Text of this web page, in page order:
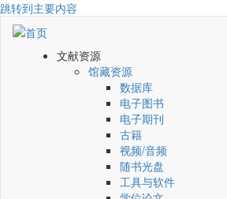
跳转到主要内容
文献资源
馆藏资源
数据库
电子图书
电子期刊
古籍
视频/音频
随书光盘
工具与软件